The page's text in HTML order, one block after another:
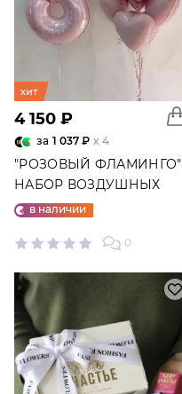
хит
4 150 ₽
за 1 037 ₽ x 4
"РОЗОВЫЙ ФЛАМИНГО"
НАБОР ВОЗДУШНЫХ
ШАРОВ №25
в наличии
0